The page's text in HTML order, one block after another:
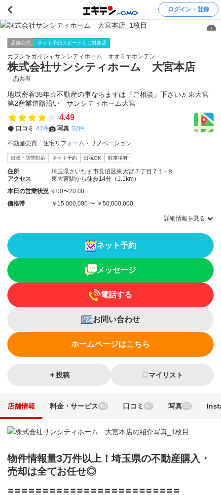
ログイン・登録
/
店舗公式 ネット予約スピードくじ対象店
カブシキガイシャサンシティホーム オオミヤホンテン
株式会社サンシティホーム 大宮本店
共有
地域密着35年☆不動産の事ならまずは『ご相談』下さい♬東大宮
第2産業道路沿い サンシティホーム大宮
4.49
口コミ 47件 写真 32件
不動産売買 住宅リフォーム・リノベーション
出張・訪問対応 ネット予約 日祝OK 駐車場有
住所
埼玉県さいたま市見沼区東大宮７丁目７１−８
アクセス
東大宮駅から徒歩14分（1.1km）
本日の営業状況 9:00〜20:00
価格帯
￥15,000,000 〜 ￥50,000,000
詳細情報を見る
ネット予約
メッセージ
電話する
お問い合わせ
ホームページはこちら
投稿 マイリスト
店舗情報 料金・サービス 10 口コミ 47 写真 32
物件情報量3万件以上！埼玉県の不動産購入・
売却は全てお任せ◎
〓〓〓〓〓〓〓〓〓〓〓〓〓〓〓〓〓〓〓〓〓〓〓〓〓